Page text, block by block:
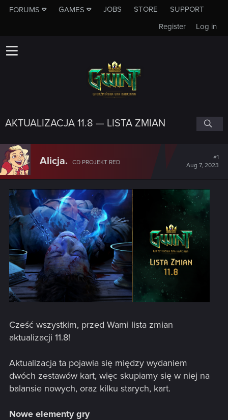
FORUMS GAMES JOBS STORE
SUPPORT
Log in
Register
AKTUALIZACJA 11.8 — LISTA ZMIAN
Alicja. CD PROJEKT RED
#1
Aug 7, 2023
Cześć wszystkim, przed Wami lista zmian
aktualizacji 11.8!
Aktualizacja ta pojawia się między wydaniem
dwóch zestawów kart, więc skupiamy się w niej na
balansie nowych, oraz kilku starych, kart.
Nowe elementy gry